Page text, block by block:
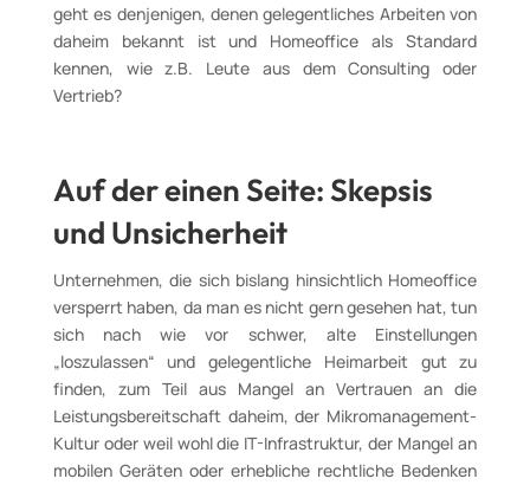
geht es denjenigen, denen gelegentliches Arbeiten von
daheim bekannt ist und Homeoffice als Standard
kennen, wie z.B. Leute aus dem Consulting oder
Vertrieb?
Auf der einen Seite: Skepsis
und Unsicherheit
Unternehmen, die sich bislang hinsichtlich Homeoffice
versperrt haben, da man es nicht gern gesehen hat, tun
sich nach wie vor schwer, alte Einstellungen
„loszulassen“ und gelegentliche Heimarbeit gut zu
finden, zum Teil aus Mangel an Vertrauen an die
Leistungsbereitschaft daheim, der Mikromanagement-
Kultur oder weil wohl die IT-Infrastruktur, der Mangel an
mobilen Geräten oder erhebliche rechtliche Bedenken